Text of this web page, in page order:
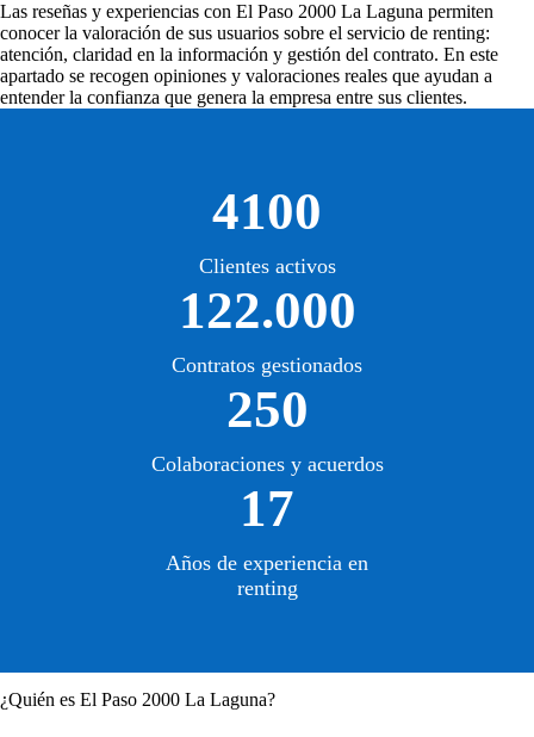
Las reseñas y experiencias con El Paso 2000 La Laguna permiten
conocer la valoración de sus usuarios sobre el servicio de renting:
atención, claridad en la información y gestión del contrato. En este
apartado se recogen opiniones y valoraciones reales que ayudan a
entender la confianza que genera la empresa entre sus clientes.
4100
Clientes activos
122.000
Contratos gestionados
250
Colaboraciones y acuerdos
17
Años de experiencia en
renting
¿Quién es El Paso 2000 La Laguna?